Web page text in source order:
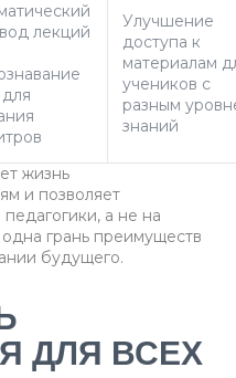
лекций
Улучшение
доступа к
материалам
учеников с
разным
знаний
жизнь
и позволяет
а не на
грань преимуществ
будущего.
ДЛЯ ВСЕХ